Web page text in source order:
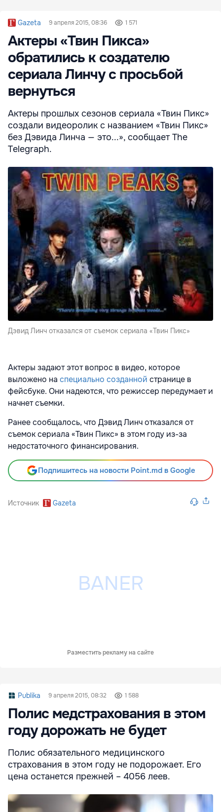
Gazeta 9 апреля 2015, 08:36 1 571
Актеры «Твин Пикса»
обратились к создателю
сериала Линчу с просьбой
вернуться
Актеры прошлых сезонов сериала «Твин Пикс»
создали видеоролик с названием «Твин Пикс»
без Дэвида Линча — это...», сообщает The
Telegraph.
Дэвид Линч отказался от съемок сериала «Твин Пикс»
Актеры задают этот вопрос в видео, которое
выложено на специально созданной странице в
фейсбуке. Они надеются, что режиссер передумает и
начнет съемки.
Ранее сообщалось, что Дэвид Линч отказался от
съемок сериала «Твин Пикс» в этом году из-за
недостаточного финансирования.
Подпишитесь на новости Point.md в Google
Источник Gazeta
Разместить рекламу на сайте
Publika 9 апреля 2015, 08:32 1 588
Полис медстрахования в этом
году дорожать не будет
Полис обязательного медицинского
страхования в этом году не подорожает. Его
цена останется прежней – 4056 леев.